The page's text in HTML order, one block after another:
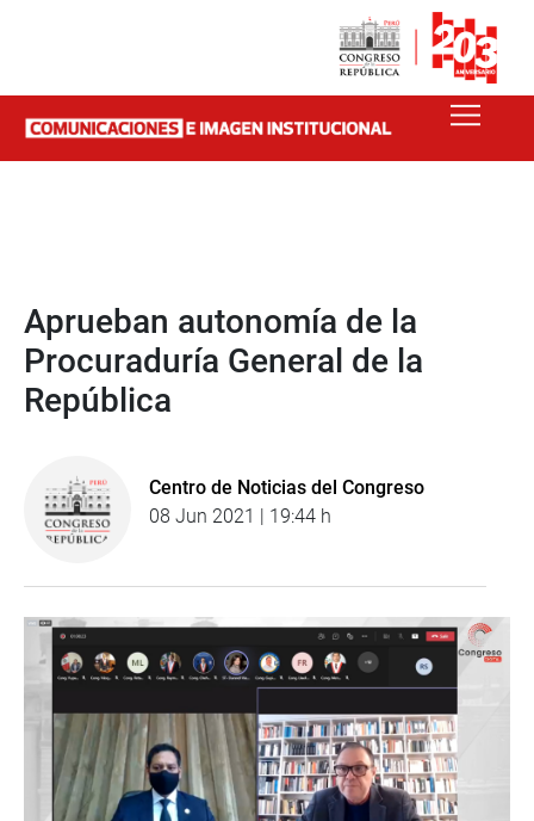
Aprueban autonomía de la
Procuraduría General de la
República
Centro de Noticias del Congreso
08 Jun 2021 | 19:44 h